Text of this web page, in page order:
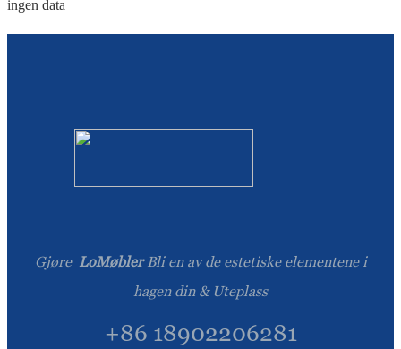
ingen data
Gjøre LoMøblerBli en av de estetiske elementene i
hagen din & Uteplass
+86 18902206281